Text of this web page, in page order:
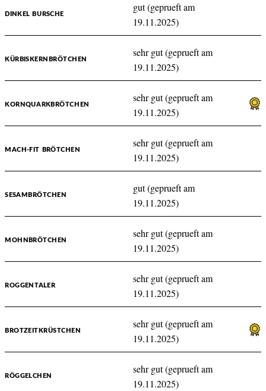
DINKEL BURSCHE
gut (geprueft am
19.11.2025)
KÜRBISKERNBRÖTCHEN
sehr gut (geprueft am
19.11.2025)
KORNQUARKBRÖTCHEN
sehr gut (geprueft am
19.11.2025)
MACH-FIT BRÖTCHEN
sehr gut (geprueft am
19.11.2025)
SESAMBRÖTCHEN
gut (geprueft am
19.11.2025)
MOHNBRÖTCHEN
sehr gut (geprueft am
19.11.2025)
ROGGENTALER
sehr gut (geprueft am
19.11.2025)
BROTZEITKRÜSTCHEN
sehr gut (geprueft am
19.11.2025)
RÖGGELCHEN
sehr gut (geprueft am
19.11.2025)